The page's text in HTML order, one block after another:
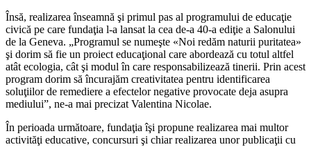
Însă, realizarea înseamnă şi primul pas al programului de educaţie
civică pe care fundaţia l-a lansat la cea de-a 40-a ediţie a Salonului
de la Geneva. „Programul se numeşte «Noi redăm naturii puritatea»
şi dorim să fie un proiect educaţional care abordează cu totul altfel
atât ecologia, cât şi modul în care responsabilizează tinerii. Prin acest
program dorim să încurajăm creativitatea pentru identificarea
soluţiilor de remediere a efectelor negative provocate deja asupra
mediului”, ne-a mai precizat Valentina Nicolae.
În perioada următoare, fundaţia îşi propune realizarea mai multor
activităţi educative, concursuri şi chiar realizarea unor publicaţii cu